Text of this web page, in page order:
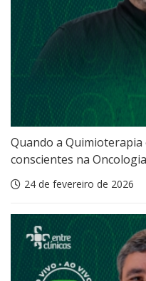
Quando a Quimioterapia
conscientes na
24 de fevereiro de 2026